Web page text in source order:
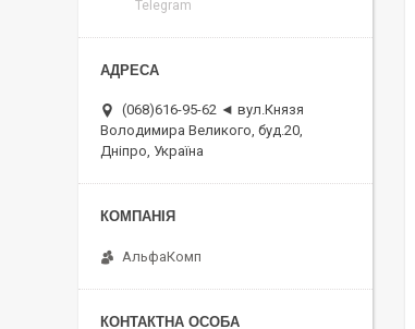
Telegram
(068)616-95-62 ◄ вул.Князя
Володимира Великого, буд.20,
Дніпро, Україна
АльфаКомп